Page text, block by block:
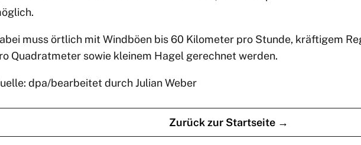
muss örtlich mit Windböen bis 60 Kilometer pro Stunde, kräftigem
Quadratmeter sowie kleinem Hagel gerechnet werden.
dpa/bearbeitet durch Julian Weber
Zurück zur Startseite →